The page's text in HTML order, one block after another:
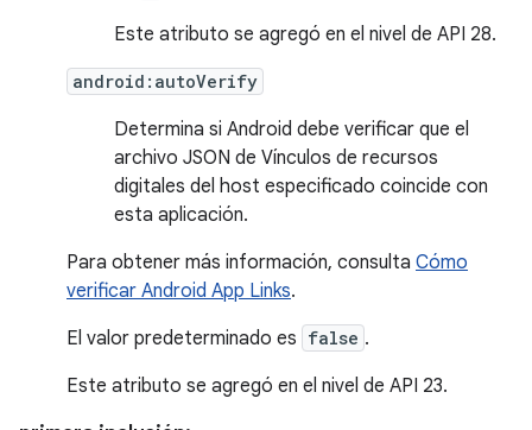
Este atributo se agregó en el nivel de API 28.
android:autoVerify
Determina si Android debe verificar que el
archivo JSON de Vínculos de recursos
digitales del host especificado coincide con
esta aplicación.
Para obtener más información, consulta Cómo
verificar Android App Links.
El valor predeterminado es false .
Este atributo se agregó en el nivel de API 23.